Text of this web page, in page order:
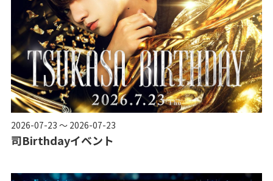
2026-07-23 ～ 2026-07-23
司Birthdayイベント